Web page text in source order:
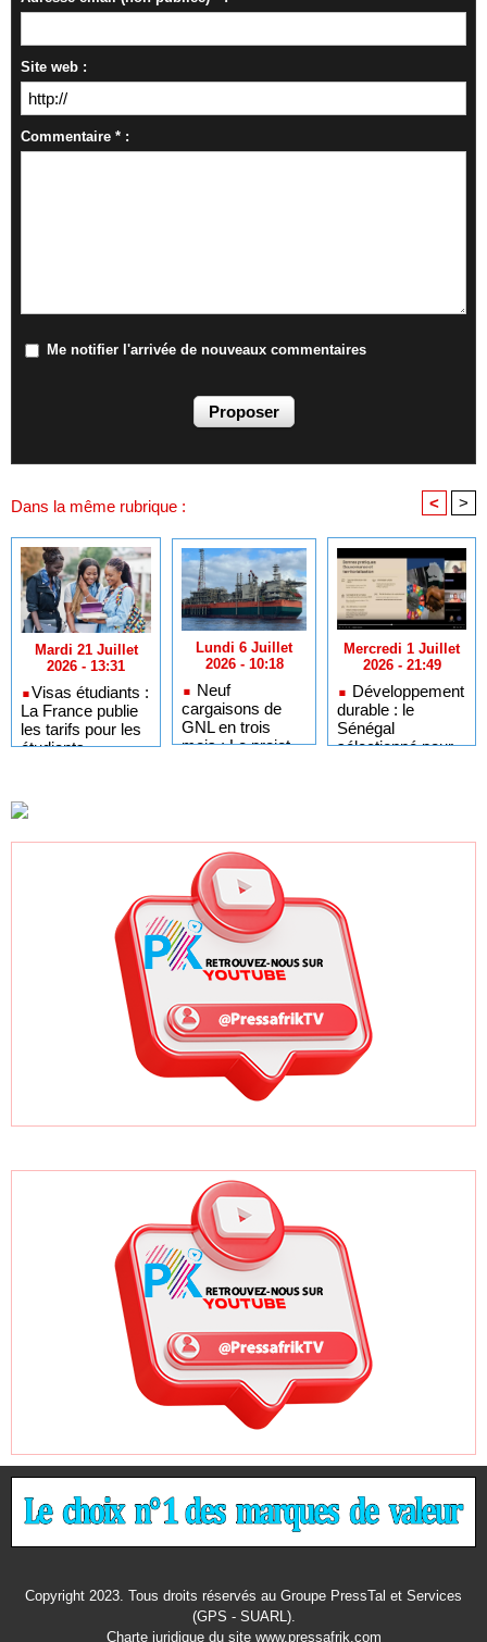
Site web :
Commentaire * :
Me notifier l'arrivée de nouveaux commentaires
Dans la même rubrique : < >
Mardi 21 Juillet
2026 - 13:31
​Visas étudiants :
La France publie
les tarifs pour les
étudiants
africains
Lundi 6 Juillet
2026 - 10:18
Neuf
cargaisons de
GNL en trois
mois : Le projet
Mercredi 1 Juillet
2026 - 21:49
Développement
durable : le
Sénégal
sélectionné pour
ODD
Copyright 2023. Tous droits réservés au Groupe PressTal et Services
(GPS - SUARL).
Charte juridiquedu site www.pressafrik.com